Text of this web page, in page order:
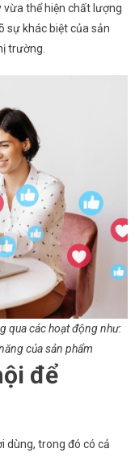
thể hiện chất lượng
sự khác biệt của sản
trường.
qua các hoạt động như:
của sản phẩm
để
dùng, trong đó có cả